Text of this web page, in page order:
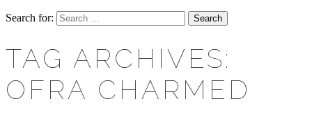
Search for:
TAG ARCHIVES:
OFRA CHARMED